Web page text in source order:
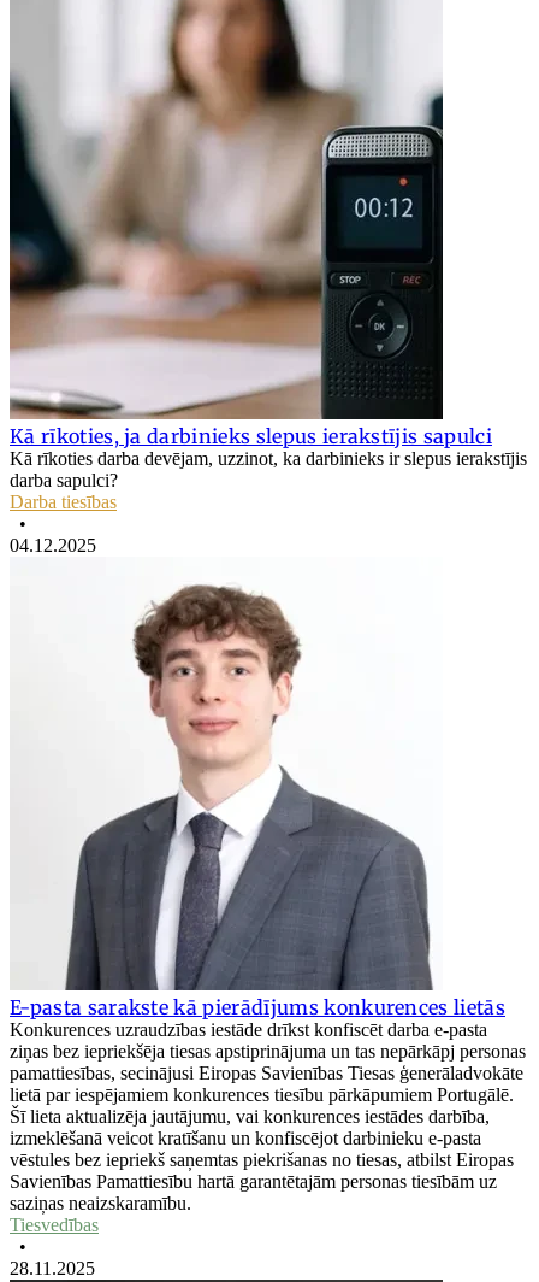
Kā rīkoties, ja darbinieks slepus ierakstījis sapulci
Kā rīkoties darba devējam, uzzinot, ka darbinieks ir slepus ierakstījis
darba sapulci?
Darba tiesības
•
04.12.2025
E-pasta sarakste kā pierādījums konkurences lietās
Konkurences uzraudzības iestāde drīkst konfiscēt darba e-pasta
ziņas bez iepriekšēja tiesas apstiprinājuma un tas nepārkāpj personas
pamattiesības, secinājusi Eiropas Savienības Tiesas ģenerāladvokāte
lietā par iespējamiem konkurences tiesību pārkāpumiem Portugālē.
Šī lieta aktualizēja jautājumu, vai konkurences iestādes darbība,
izmeklēšanā veicot kratīšanu un konfiscējot darbinieku e-pasta
vēstules bez iepriekš saņemtas piekrišanas no tiesas, atbilst Eiropas
Savienības Pamattiesību hartā garantētajām personas tiesībām uz
saziņas neaizskaramību.
Tiesvedības
•
28.11.2025